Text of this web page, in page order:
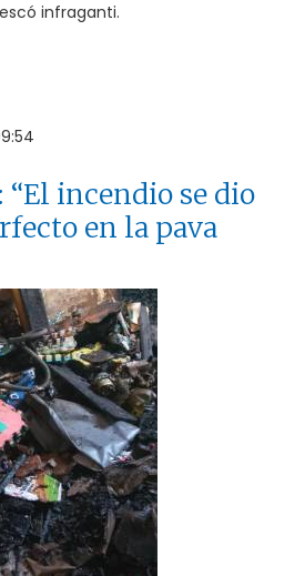
infraganti.
incendio se dio
en la pava